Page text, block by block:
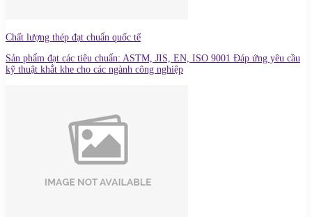
Chất lượng thép đạt chuẩn quốc tế
Sản phẩm đạt các tiêu chuẩn: ASTM, JIS, EN, ISO 9001 Đáp ứng yêu cầu
kỹ thuật khắt khe cho các ngành công nghiệp